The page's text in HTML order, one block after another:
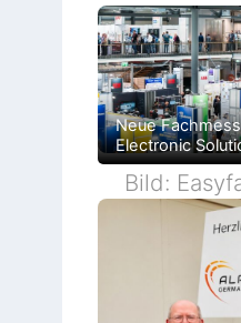
Neue
Electronic
Bild: